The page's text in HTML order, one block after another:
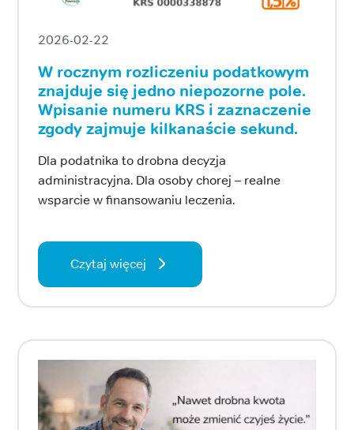
2026-02-22
W rocznym rozliczeniu podatkowym
znajduje się jedno niepozorne pole.
Wpisanie numeru KRS i zaznaczenie
zgody zajmuje kilkanaście sekund.
Dla podatnika to drobna decyzja
administracyjna. Dla osoby chorej – realne
wsparcie w finansowaniu leczenia.
Czytaj więcej